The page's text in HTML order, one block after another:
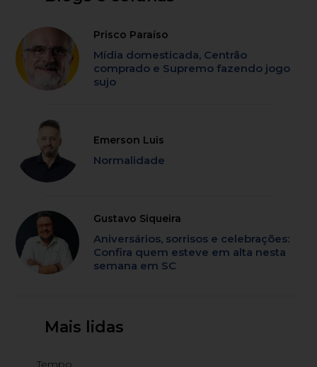
Prisco Paraíso
Mídia domesticada, Centrão
comprado e Supremo fazendo jogo
sujo
Emerson Luis
Normalidade
Gustavo Siqueira
Aniversários, sorrisos e celebrações:
Confira quem esteve em alta nesta
semana em SC
Mais lidas
Tempo